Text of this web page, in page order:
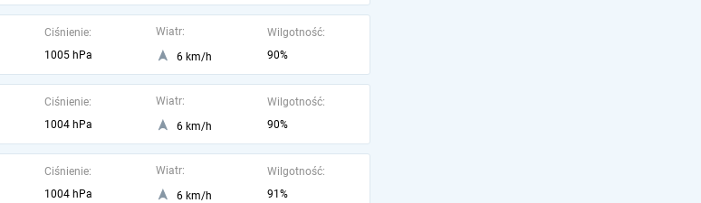
Ciśnienie:
1005 hPa
Wiatr:
6 km/h
Wilgotność:
90%
Ciśnienie:
1004 hPa
Wiatr:
6 km/h
Wilgotność:
90%
Ciśnienie:
1004 hPa
Wiatr:
6 km/h
Wilgotność:
91%